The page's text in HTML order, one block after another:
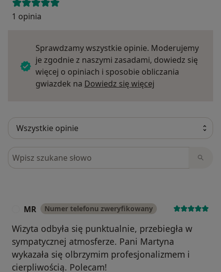
1 opinia
Sprawdzamy wszystkie opinie. Moderujemy
je zgodnie z naszymi zasadami, dowiedz się
więcej o opiniach i sposobie obliczania
gwiazdek na Dowiedz się więcej
Szukaj w opiniach
MR Numer telefonu zweryfikowany
Wizyta odbyła się punktualnie, przebiegła w
sympatycznej atmosferze. Pani Martyna
wykazała się olbrzymim profesjonalizmem i
cierpliwością. Polecam!